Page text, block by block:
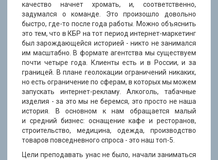
качество начнет хромать, и, соответственно,
задумался о команде. Это произошло довольно
быстро, где-то после года работы. Можно объяснить
это тем, что в КБР на тот период интернет-маркетинг
был зарождающейся историей - никто не занимался
им масштабно. В формате агентства мы существуем
почти четыре года. Клиенты есть и в России, и за
границей. В плане геолокации ограничений никаких,
но есть ограничение по сферам, в которых мы можем
запускать интернет-рекламу. Алкоголь, табачные
изделия - за это мы не беремся, это просто не наша
история. В основном к нам обращается малый
и средний бизнес: оснащение кафе и ресторанов,
строительство, медицина, одежда, производство
товаров повседневного спроса - это наш топ-5.
Цели преподавать унас не было, начали заниматься